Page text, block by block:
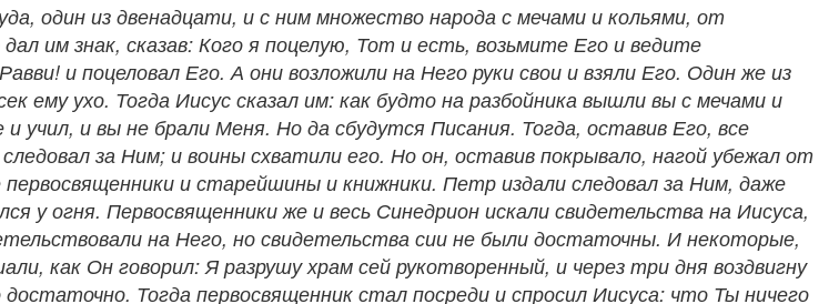
один из двенадцати, и с ним множество народа с мечами и кольями, от
им знак, сказав: Кого я поцелую, Тот и есть, возьмите Его и ведите
и поцеловал Его. А они возложили на Него руки свои и взяли Его. Один же из
ему ухо. Тогда Иисус сказал им: как будто на разбойника вышли вы с мечами и
и вы не брали Меня. Но да сбудутся Писания. Тогда, оставив Его, все
за Ним; и воины схватили его. Но он, оставив покрывало, нагой убежал от
первосвященники и старейшины и книжники. Петр издали следовал за Ним, даже
у огня. Первосвященники же и весь Синедрион искали свидетельства на Иисуса,
на Него, но свидетельства сии не были достаточны. И некоторые,
как Он говорил: Я разрушу храм сей рукотворенный, и через три дня воздвигну
Тогда первосвященник стал посреди и спросил Иисуса: что Ты ничего